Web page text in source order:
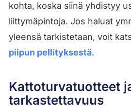
kohta, koska siinä yhdistyy
liittymäpintoja. Jos haluat
yleensä tarkistetaan, voit
piipun pellityksestä.
Kattoturvatuotteet
tarkastettavuus